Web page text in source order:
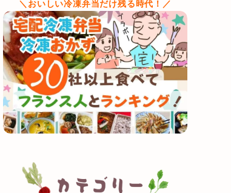
＼おいしい冷凍弁当だけ残る時代！／